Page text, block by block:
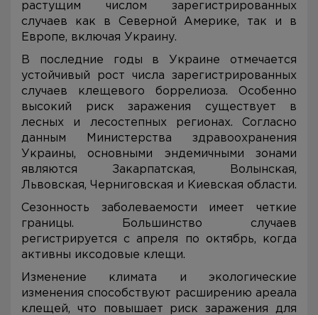
растущим числом зарегистрированных
случаев как в Северной Америке, так и в
Европе, включая Украину.
В последние годы в Украине отмечается
устойчивый рост числа зарегистрированных
случаев клещевого боррелиоза. Особенно
высокий риск заражения существует в
лесных и лесостепных регионах. Согласно
данным Министерства здравоохранения
Украины, основными эндемичными зонами
являются Закарпатская, Волынская,
Львовская, Черниговская и Киевская области.
Сезонность заболеваемости имеет четкие
границы. Большинство случаев
регистрируется с апреля по октябрь, когда
активны иксодовые клещи.
Изменение климата и экологические
изменения способствуют расширению ареала
клещей, что повышает риск заражения для